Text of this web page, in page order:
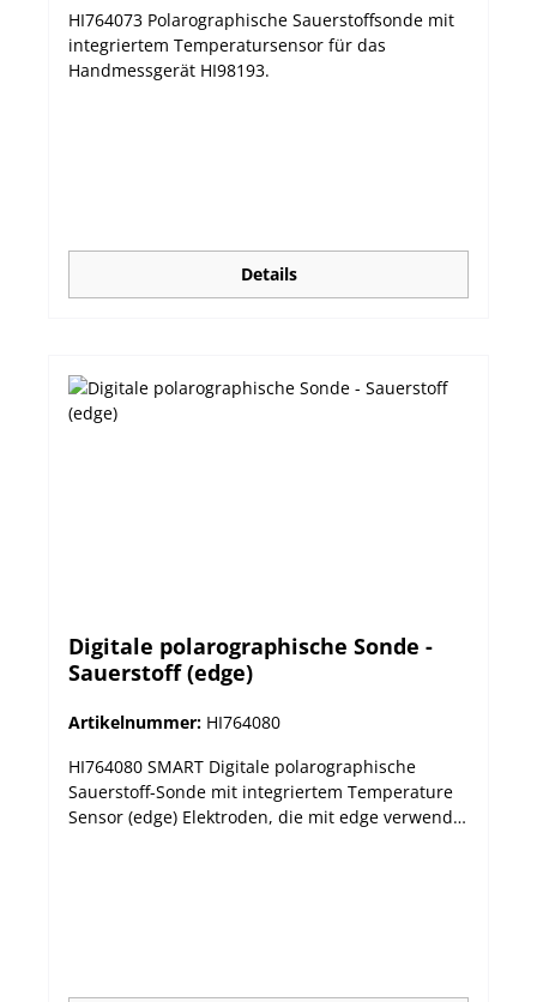
HI764073 Polarographische Sauerstoffsonde mit
integriertem Temperatursensor für das
Handmessgerät HI98193.
Details
Digitale polarographische Sonde -
Sauerstoff (edge)
Artikelnummer: HI764080
HI764080 SMART Digitale polarographische
Sauerstoff-Sonde mit integriertem Temperature
Sensor (edge) Elektroden, die mit edge verwendet
Informationen: Puffer, Datum, Uhrzeit,